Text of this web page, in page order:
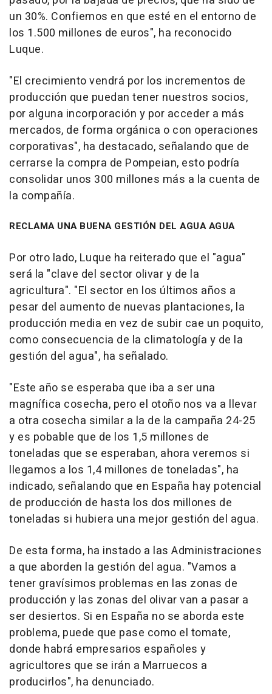
un 30%. Confiemos en que esté en el entorno de
los 1.500 millones de euros", ha reconocido
Luque.
"El crecimiento vendrá por los incrementos de
producción que puedan tener nuestros socios,
por alguna incorporación y por acceder a más
mercados, de forma orgánica o con operaciones
corporativas", ha destacado, señalando que de
cerrarse la compra de Pompeian, esto podría
consolidar unos 300 millones más a la cuenta de
la compañía.
RECLAMA UNA BUENA GESTIÓN DEL AGUA AGUA
Por otro lado, Luque ha reiterado que el "agua"
será la "clave del sector olivar y de la
agricultura". "El sector en los últimos años a
pesar del aumento de nuevas plantaciones, la
producción media en vez de subir cae un poquito,
como consecuencia de la climatología y de la
gestión del agua", ha señalado.
"Este año se esperaba que iba a ser una
magnífica cosecha, pero el otoño nos va a llevar
a otra cosecha similar a la de la campaña 24-25
y es pobable que de los 1,5 millones de
toneladas que se esperaban, ahora veremos si
llegamos a los 1,4 millones de toneladas", ha
indicado, señalando que en España hay potencial
de producción de hasta los dos millones de
toneladas si hubiera una mejor gestión del agua.
De esta forma, ha instado a las Administraciones
a que aborden la gestión del agua. "Vamos a
tener gravísimos problemas en las zonas de
producción y las zonas del olivar van a pasar a
ser desiertos. Si en España no se aborda este
problema, puede que pase como el tomate,
donde habrá empresarios españoles y
agricultores que se irán a Marruecos a
producirlos", ha denunciado.